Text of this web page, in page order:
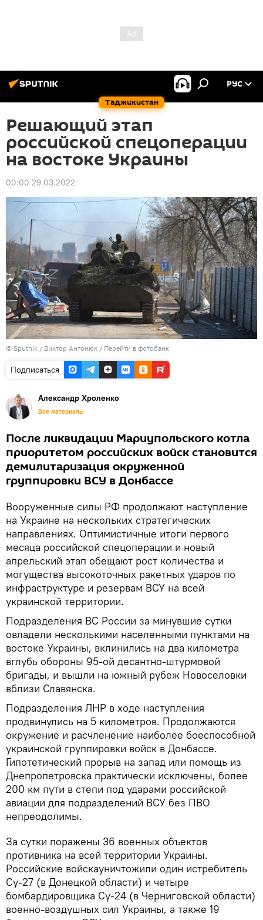
Таджикистан
РУС
Решающий этап
российской спецоперации
на востоке Украины
00:00 29.03.2022
© Sputnik / Виктор Антонюк / Перейти в фотобанк
Подписаться
Александр Хроленко
Все материалы
После ликвидации Мариупольского котла
приоритетом российских войск становится
демилитаризация окруженной
группировки ВСУ в Донбассе
Вооруженные силы РФ продолжают наступление
на Украине на нескольких стратегических
направлениях. Оптимистичные итоги первого
месяца российской спецоперации и новый
апрельский этап обещают рост количества и
могущества высокоточных ракетных ударов по
инфраструктуре и резервам ВСУ на всей
украинской территории.
Подразделения ВС России за минувшие сутки
овладели несколькими населенными пунктами на
востоке Украины, вклинились на два километра
вглубь обороны 95-ой десантно-штурмовой
бригады, и вышли на южный рубеж Новоселовки
вблизи Славянска.
Подразделения ЛНР в ходе наступления
продвинулись на 5 километров. Продолжаются
окружение и расчленение наиболее боеспособной
украинской группировки войск в Донбассе.
Гипотетический прорыв на запад или помощь из
Днепропетровска практически исключены, более
200 км пути в степи под ударами российской
авиации для подразделений ВСУ без ПВО
непреодолимы.
За сутки поражены 36 военных объектов
противника на всей территории Украины.
Российские войскауничтожили один истребитель
Су-27 (в Донецкой области) и четыре
бомбардировщика Су-24 (в Черниговской области)
военно-воздушных сил Украины, а также 19